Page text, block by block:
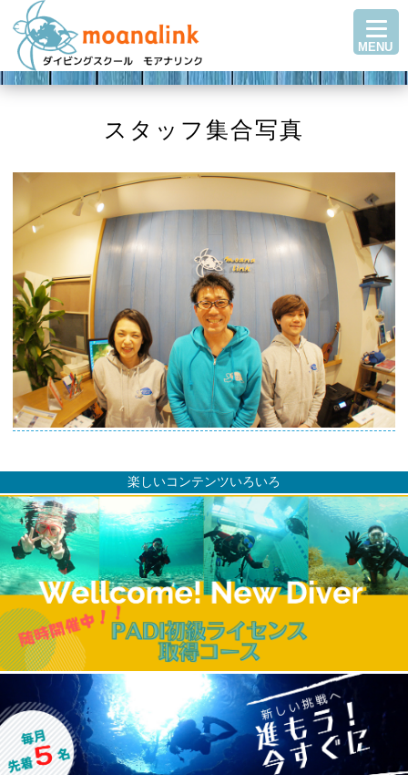
TOP
ステップアップ
ショップ紹介
ダイビングブログ
Q＆A・お客様の声
アクセス
お問い合わせ
MENU
スタッフ集合写真
楽しいコンテンツいろいろ